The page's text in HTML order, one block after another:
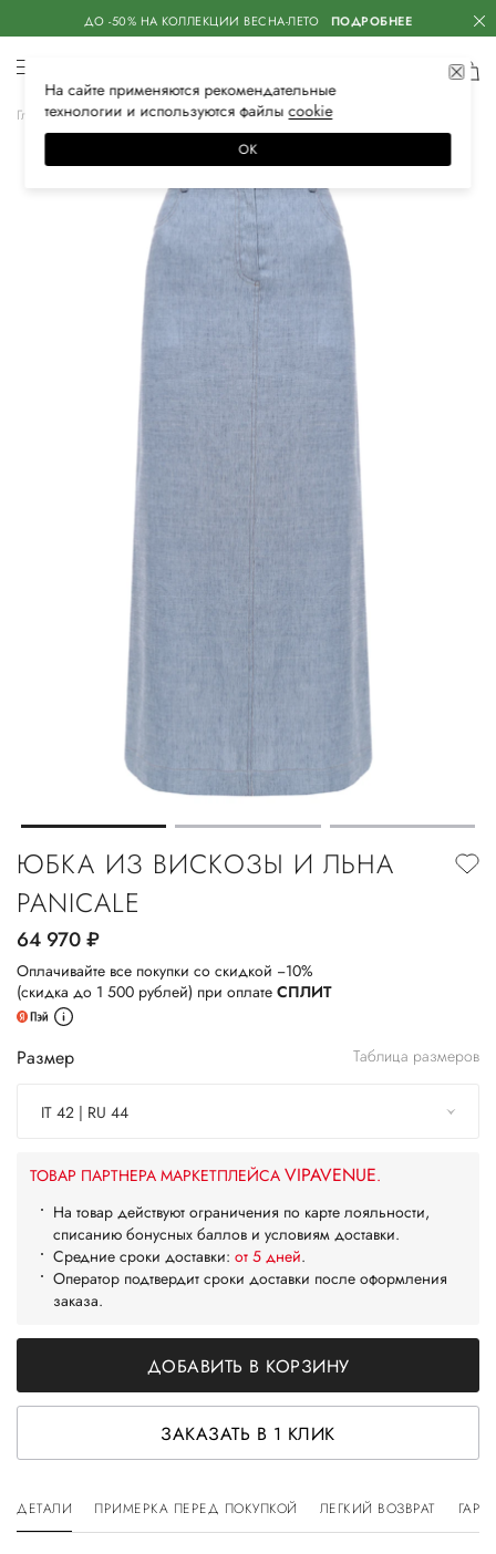
ДО -50% НА КОЛЛЕКЦИИ ВЕСНА-ЛЕТО ПОДРОБНЕЕ
Главная Женская Одежда Юбки Макси
ЮБКА ИЗ ВИСКОЗЫ И ЛЬНА
PANICALE
64 970руб.
Оплачивайте все покупки со скидкой −10%
(скидка до 1 500 рублей) при оплате СПЛИТ
Размер Таблица размеров
IT 42 | RU 44
ТОВАР ПАРТНЕРА МАРКЕТПЛЕЙСА VIPAVENUE.
На товар действуют ограничения по карте лояльности,
списанию бонусных баллов и условиям доставки.
Средние сроки доставки: от 5 дней.
Оператор подтвердит сроки доставки после оформления
заказа.
ДОБАВИТЬ В КОРЗИНУ
ЗАКАЗАТЬ В 1 КЛИК
ДЕТАЛИ ПРИМЕРКА ПЕРЕД ПОКУПКОЙ ЛЕГКИЙ ВОЗВРАТ
На сайте применяются рекомендательные
технологии и используются файлысооkiе
ОК